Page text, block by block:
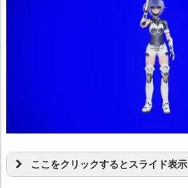
ここをクリックするとスライド表示